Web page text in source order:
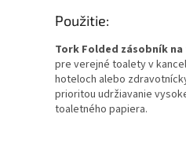
Použitie:
Tork Folded zásobník
pre verejné toalety v
hoteloch alebo
prioritou udržiavanie
toaletného papiera.